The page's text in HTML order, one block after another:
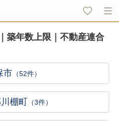
築年数上限｜不動産連合
市 （52件）
棚町 （3件）